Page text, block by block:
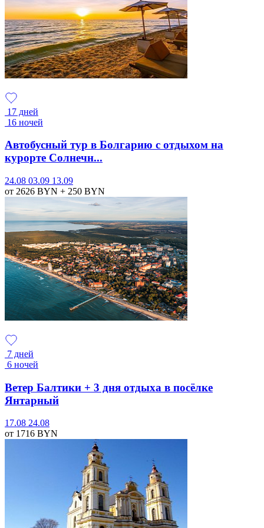
17 дней
16 ночей
Автобусный тур в Болгарию с отдыхом на
курорте Солнечн...
24.08 03.09 13.09
от 2626 BYN + 250 BYN
7 дней
6 ночей
Ветер Балтики + 3 дня отдыха в посёлке
Янтарный
17.08 24.08
от 1716 BYN